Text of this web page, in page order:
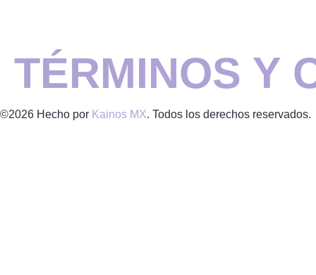
TÉRMINOS Y
©2026 Hecho por Kainos MX. Todos los derechos reservados.